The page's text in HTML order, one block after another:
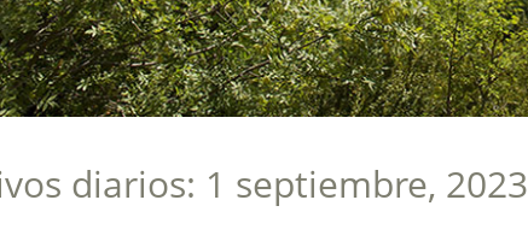
diarios: 1 septiembre, 2023